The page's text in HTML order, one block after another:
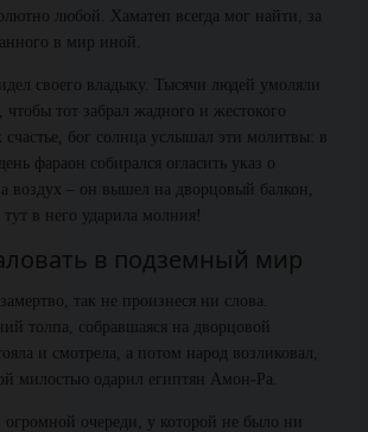
любой. Хаматеп всегда мог найти, за
в мир иной.
своего владыку. Тысячи людей умоляли
тот забрал жадного и жестокого
бог солнца услышал эти молитвы: в
фараон собирался огласить указ о
воздух – он вышел на дворцовый балкон,
в него ударила молния!
в подземный мир
так не произнеся ни слова.
толпа, собравшаяся на дворцовой
и смотрела, а потом народ возликовал,
милостью одарил египтян Амон-Ра.
огромной очереди, у которой не было ни